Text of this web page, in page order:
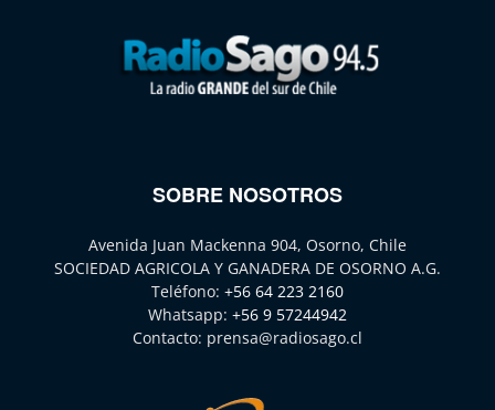
SOBRE NOSOTROS
Avenida Juan Mackenna 904, Osorno, Chile
SOCIEDAD AGRICOLA Y GANADERA DE OSORNO A.G.
Teléfono: +56 64 223 2160
Whatsapp: +56 9 57244942
Contacto: prensa@radiosago.cl